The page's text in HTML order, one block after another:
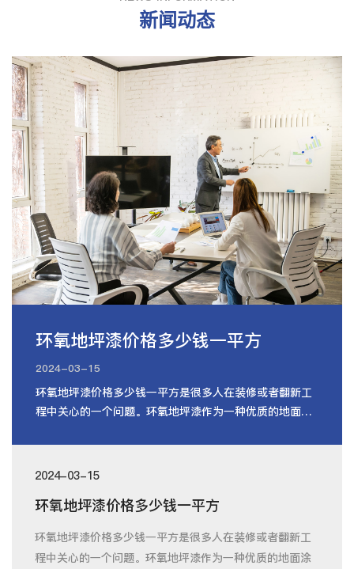
新闻动态
环氧地坪漆价格多少钱一平方
2024-03-15
环氧地坪漆价格多少钱一平方是很多人在装修或者翻新工
程中关心的一个问题。环氧地坪漆作为一种优质的地面涂
2024-03-15
环氧地坪漆价格多少钱一平方
环氧地坪漆价格多少钱一平方是很多人在装修或者翻新工
程中关心的一个问题。环氧地坪漆作为一种优质的地面涂